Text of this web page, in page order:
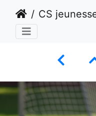
CS jeunesse 2024 -